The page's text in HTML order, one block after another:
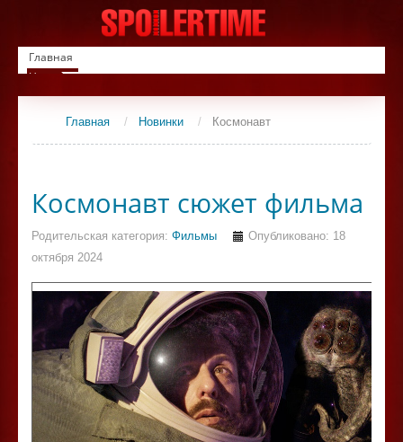
Главная
Новинки
Список фильмов
СериалыГлавная / Новинки / Космонавт
Космонавт сюжет фильма
Родительская категория: Фильмы
Опубликовано: 18
октября 2024